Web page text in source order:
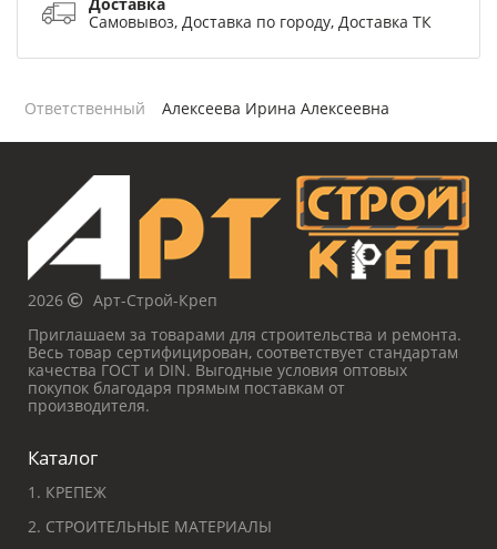
Самовывоз, Доставка по городу, Доставка ТК
Ответственный Алексеева Ирина Алексеевна
2026
Арт-Строй-Креп
Приглашаем за товарами для строительства и ремонта.
Весь товар сертифицирован, соответствует стандартам
качества ГОСТ и DIN. Выгодные условия оптовых
покупок благодаря прямым поставкам от
производителя.
Каталог
1. КРЕПЕЖ
2. СТРОИТЕЛЬНЫЕ МАТЕРИАЛЫ